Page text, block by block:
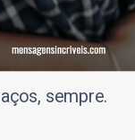
sempre.